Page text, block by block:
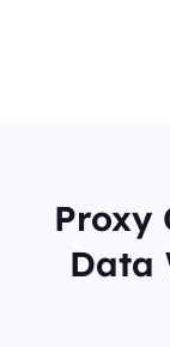
Proxy
Data